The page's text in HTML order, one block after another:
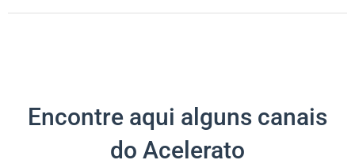
Encontre aqui alguns canais
do Acelerato